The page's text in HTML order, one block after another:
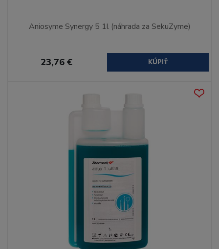
Aniosyme Synergy 5 1l (náhrada za SekuZyme)
23,76 € KÚPIŤ